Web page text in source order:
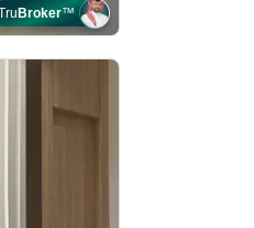
Broker™